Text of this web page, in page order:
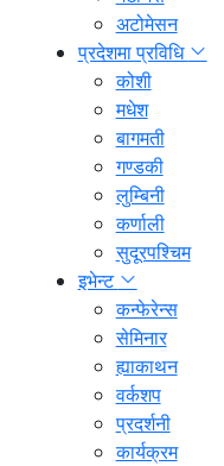
अटोमेसन
प्रदेशमा प्रविधि
कोशी
मधेश
बागमती
गण्डकी
लुम्बिनी
कर्णाली
सुदूरपश्चिम
इभेन्ट
कन्फेरेन्स
सेमिनार
ह्याकाथन
वर्कशप
प्रदर्शनी
कार्यक्रम